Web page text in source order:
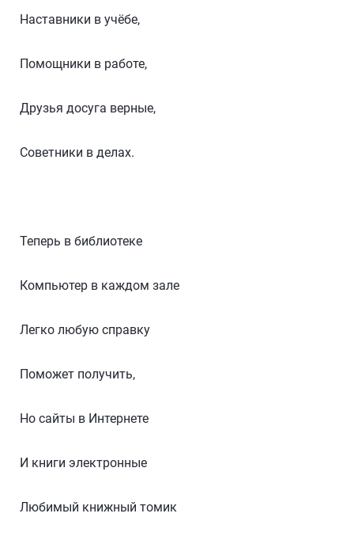
Наставники в учёбе,
Помощники в работе,
Друзья досуга верные,
Советники в делах.
Теперь в библиотеке
Компьютер в каждом зале
Легко любую справку
Поможет получить,
Но сайты в Интернете
И книги электронные
Любимый книжный томик